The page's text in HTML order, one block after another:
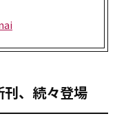
、続々登場